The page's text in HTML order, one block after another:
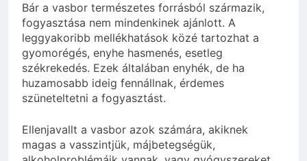
Bár a vasbor természetes forrásból származik,
fogyasztása nem mindenkinek ajánlott. A
leggyakoribb mellékhatások közé tartozhat a
gyomorégés, enyhe hasmenés, esetleg
székrekedés. Ezek általában enyhék, de ha
huzamosabb ideig fennállnak, érdemes
szüneteltetni a fogyasztást.
Ellenjavallt a vasbor azok számára, akiknek
magas a vasszintjük, májbetegségük,